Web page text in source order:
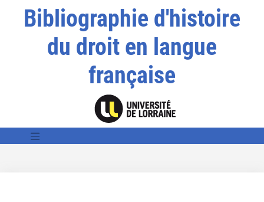
Bibliographie d'histoire
du droit en langue
française